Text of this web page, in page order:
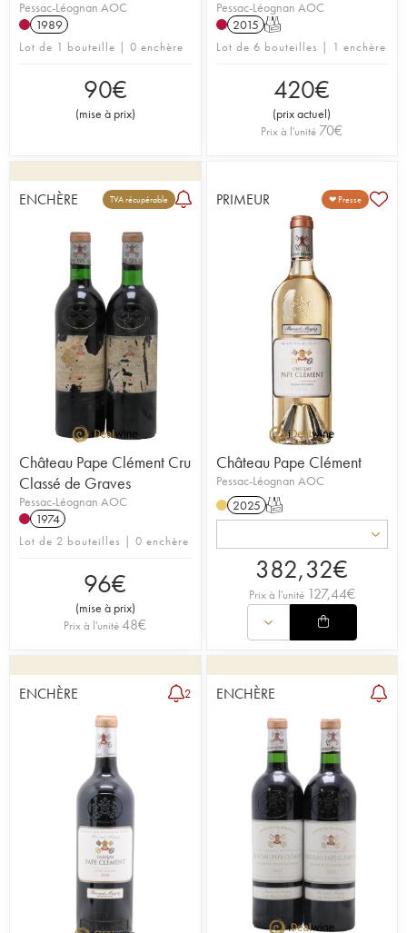
Pessac-Léognan AOC
1989
Lot de 1 bouteille | 0 enchère
90€
(mise à prix)
Pessac-Léognan AOC
2015 T
Lot de 6 bouteilles | 1 enchère
420€
(prix actuel)
Prix à l'unité 70€
ENCHÈRE TVA récupérable
Château Pape Clément Cru
Classé de Graves
Pessac-Léognan AOC
1974
Lot de 2 bouteilles | 0 enchère
96€
(mise à prix)
Prix à l'unité48€
PRIMEUR ❤ Presse
Château Pape Clément
Pessac-Léognan AOC
2025 T
382,32€
Prix à l'unité 127,44€
ENCHÈRE 2 ENCHÈRE